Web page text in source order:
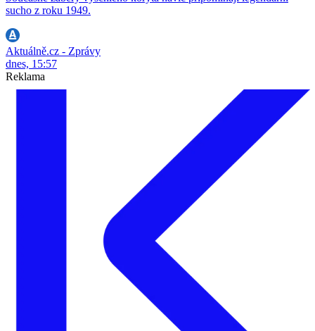
sucho z roku 1949.
Aktuálně.cz - Zprávy
dnes, 15:57
Reklama